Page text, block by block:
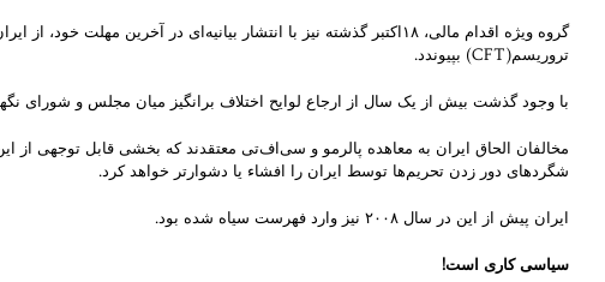
تروریسم(CFT) بپیوندد.
با وجود گذشت بیش از یک سال از ارجاع لوایح اختلاف برانگیز میان مجلس و شورای
مخالفان الحاق ایران به معاهده پالرمو و سی‌اف‌تی معتقدند که بخشی قابل توجهی از
شگردهای دور زدن تحریم‌ها توسط ایران را افشاء یا دشوارتر خواهد کرد.
ایران پیش از این در سال ۲۰۰۸ نیز وارد فهرست سیاه شده بود.
سیاسی کاری است!